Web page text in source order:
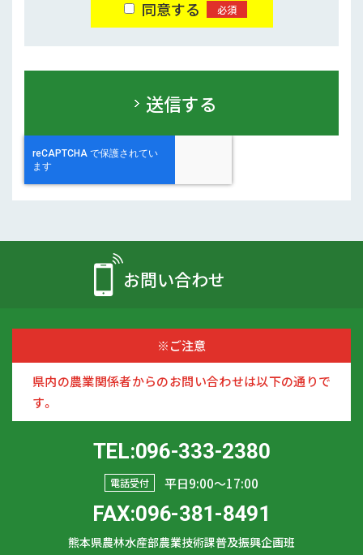
同意する 必須
お問い合わせ
※ご注意
県内の農業関係者からのお問い合わせは以下の通りで
す。
TEL:096-333-2380
電話受付 平日9:00〜17:00
FAX:096-381-8491
熊本県農林水産部農業技術課普及振興企画班